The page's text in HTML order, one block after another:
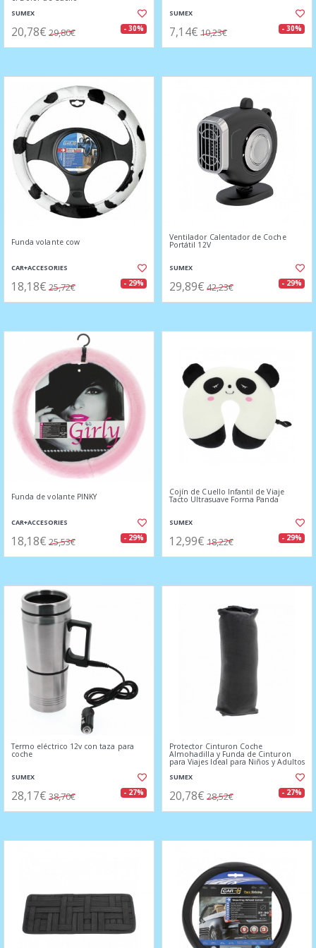
SUMEX
20,78€ 29,80€ - 30%
SUMEX
7,14€ 10,23€ - 30%
Funda volante cow
CAR+ACCESORIES
18,18€ 25,72€ - 29%
Ventilador Calentador de Coche
Portátil 12V
SUMEX
29,89€ 42,23€ - 29%
Funda de volante PINKY
CAR+ACCESORIES
18,18€ 25,53€ - 29%
Cojín de Cuello Infantil de Viaje
Tacto Ultrasuave Forma Panda
SUMEX
12,99€ 18,22€ - 29%
Termo eléctrico 12v con taza para
coche
SUMEX
28,17€ 38,70€ - 27%
Protector Cinturon Coche
Almohadilla y Funda de Cinturon
para Viajes Ideal para Niños y Adultos
SUMEX
20,78€ 28,52€ - 27%